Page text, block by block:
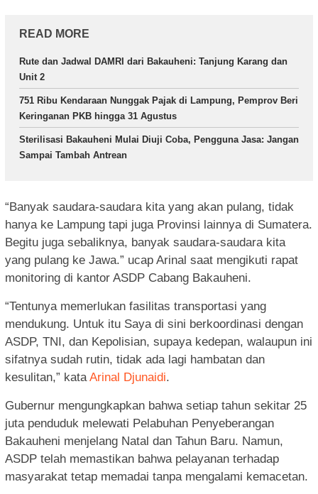
READ MORE
Rute dan Jadwal DAMRI dari Bakauheni: Tanjung Karang dan
Unit 2
751 Ribu Kendaraan Nunggak Pajak di Lampung, Pemprov Beri
Keringanan PKB hingga 31 Agustus
Sterilisasi Bakauheni Mulai Diuji Coba, Pengguna Jasa: Jangan
Sampai Tambah Antrean
“Banyak saudara-saudara kita yang akan pulang, tidak
hanya ke Lampung tapi juga Provinsi lainnya di Sumatera.
Begitu juga sebaliknya, banyak saudara-saudara kita
yang pulang ke Jawa.” ucap Arinal saat mengikuti rapat
monitoring di kantor ASDP Cabang Bakauheni.
“Tentunya memerlukan fasilitas transportasi yang
mendukung. Untuk itu Saya di sini berkoordinasi dengan
ASDP, TNI, dan Kepolisian, supaya kedepan, walaupun ini
sifatnya sudah rutin, tidak ada lagi hambatan dan
kesulitan,” kataArinal Djunaidi.
Gubernur mengungkapkan bahwa setiap tahun sekitar 25
juta penduduk melewati Pelabuhan Penyeberangan
Bakauheni menjelang Natal dan Tahun Baru. Namun,
ASDP telah memastikan bahwa pelayanan terhadap
masyarakat tetap memadai tanpa mengalami kemacetan.